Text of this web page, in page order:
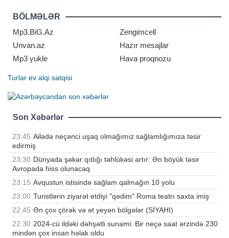
formasında həkimə müraciət edirlər.
Bəs bu xəstəliyin simptomları nədir?
Onun barəsi
BÖLMƏLƏR
Mp3.BiG.Az
Zengimcell
Unvan.az
Hazır mesajlar
Mp3 yukle
Hava proqnozu
Turlar ev alqi satqisi
Son Xəbərlər
23:45 Ailədə neçənci uşaq olmağımız sağlamlığımıza təsir
edirmiş
23:30 Dünyada şəkər qıtlığı təhlükəsi artır: Ən böyük təsir
Avropada hiss olunacaq
23:15 Avqustun istisində sağlam qalmağın 10 yolu
23:00 Turistlərin ziyarət etdiyi "qədim" Roma teatrı saxta imiş
22:45 Ən çox çörək və ət yeyən bölgələr (SİYAHI)
22:30 2024-cü ildəki dəhşətli sunami: Bir neçə saat ərzində 230
mindən çox insan həlak oldu